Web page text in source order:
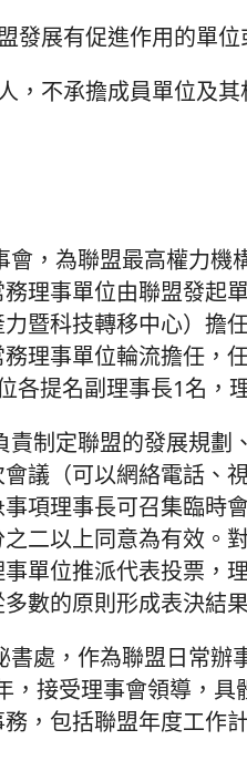
發展有促進作用的單
，不承擔成員單位及
會，為聯盟最高權力
理事單位由聯盟發起
暨科技轉移中心）擔
理事單位輪流擔任，
各提名副理事長1名，
責制定聯盟的發展規
議（可以網絡電話、
項理事長可召集臨時
二以上同意為有效。
單位推派代表投票，
數的原則形成表決結
書處，作為聯盟日常
，接受理事會領導，
，包括聯盟年度工作